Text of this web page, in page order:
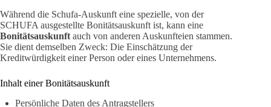
Während die Schufa-Auskunft eine spezielle, von der
SCHUFA ausgestellte Bonitätsauskunft ist, kann eine
Bonitätsauskunft auch von anderen Auskunfteien stammen.
Sie dient demselben Zweck: Die Einschätzung der
Kreditwürdigkeit einer Person oder eines Unternehmens.
Inhalt einer Bonitätsauskunft
Persönliche Daten des Antragstellers